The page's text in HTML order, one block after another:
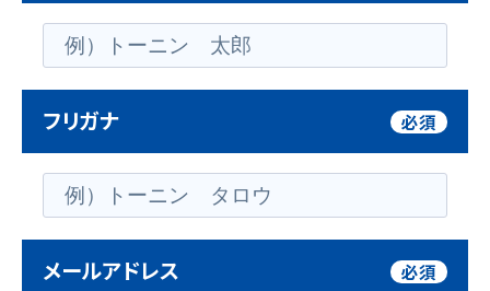
フリガナ 必須
メールアドレス 必須